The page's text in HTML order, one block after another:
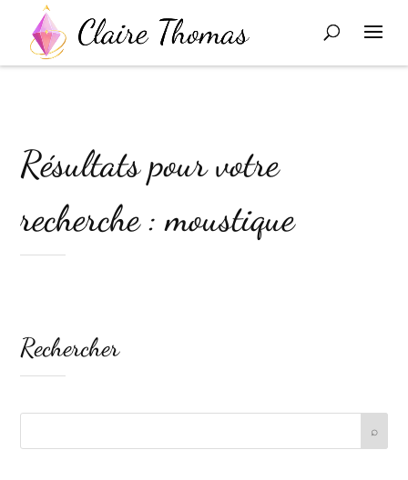
Résultats pour votre
recherche : moustique
Rechercher